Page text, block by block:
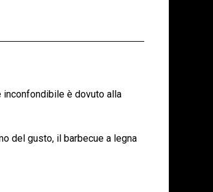
inconfondibile è dovuto alla
del gusto, il barbecue a legna